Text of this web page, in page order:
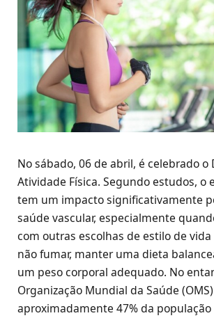
No sábado, 06 de abril, é celebrado o
Atividade Física. Segundo estudos, o
tem um impacto significativamente
saúde vascular, especialmente
com outras escolhas de estilo de
não fumar, manter uma dieta
um peso corporal adequado. No
Organização Mundial da Saúde
aproximadamente 47% da